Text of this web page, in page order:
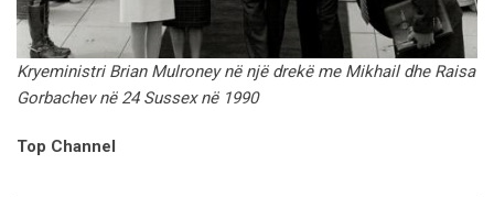
Kryeministri Brian Mulroney në një drekë me Mikhail dhe Raisa
Gorbachev në 24 Sussex në 1990
Top Channel